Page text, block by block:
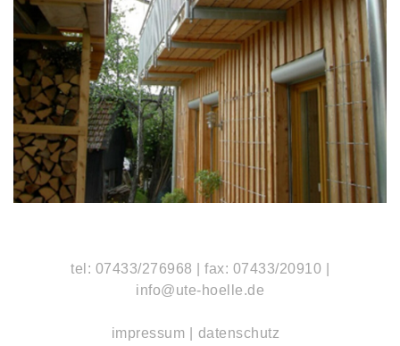
tel: 07433/276968 fax: 07433/20910
info@ute-hoelle.de
impressum datenschutz